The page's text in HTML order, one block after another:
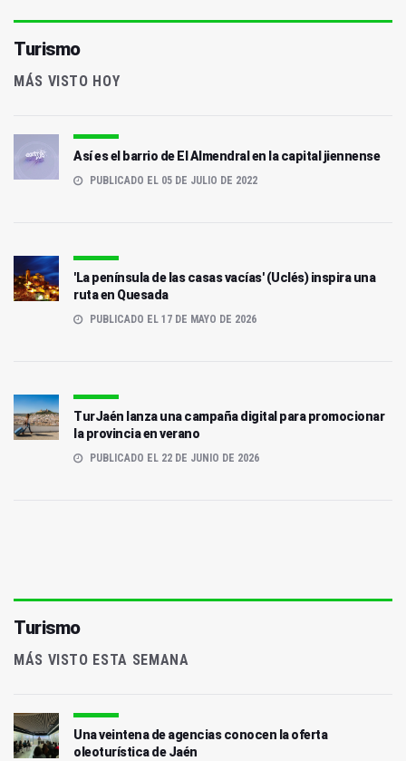
Turismo
MÁS VISTO HOY
Así es el barrio de El Almendral en la capital jiennense
PUBLICADO EL 05 DE JULIO DE 2022
'La península de las casas vacías' (Uclés) inspira una
ruta en Quesada
PUBLICADO EL 17 DE MAYO DE 2026
TurJaén lanza una campaña digital para promocionar
la provincia en verano
PUBLICADO EL 22 DE JUNIO DE 2026
Turismo
MÁS VISTO ESTA SEMANA
Una veintena de agencias conocen la oferta
oleoturística de Jaén